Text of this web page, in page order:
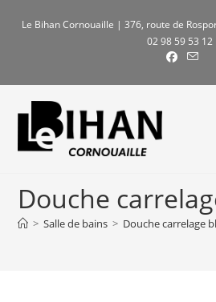
Le Bihan Cornouaille | 376, route de
02 98 59 53 12
Douche
> Salle de bains > Douche carrelage